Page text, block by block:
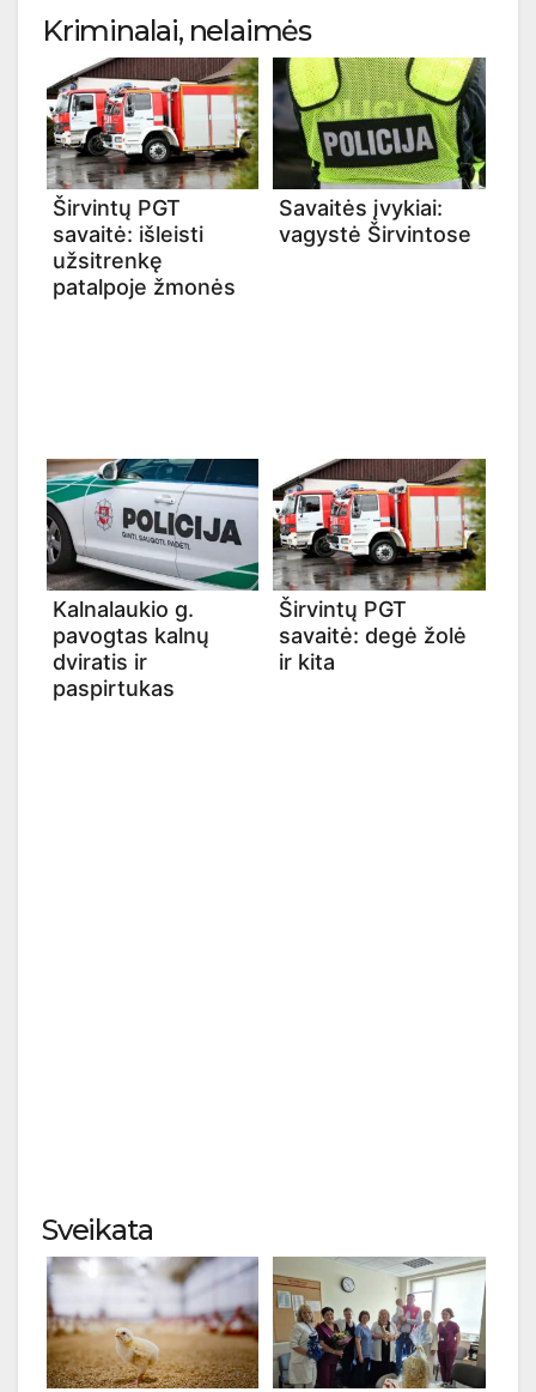
Kriminalai, nelaimės
Širvintų PGT
savaitė: išleisti
užsitrenkę
patalpoje žmonės
Savaitės įvykiai:
vagystė Širvintose
Kalnalaukio g.
pavogtas kalnų
dviratis ir
paspirtukas
Širvintų PGT
savaitė: degė žolė
ir kita
Sveikata